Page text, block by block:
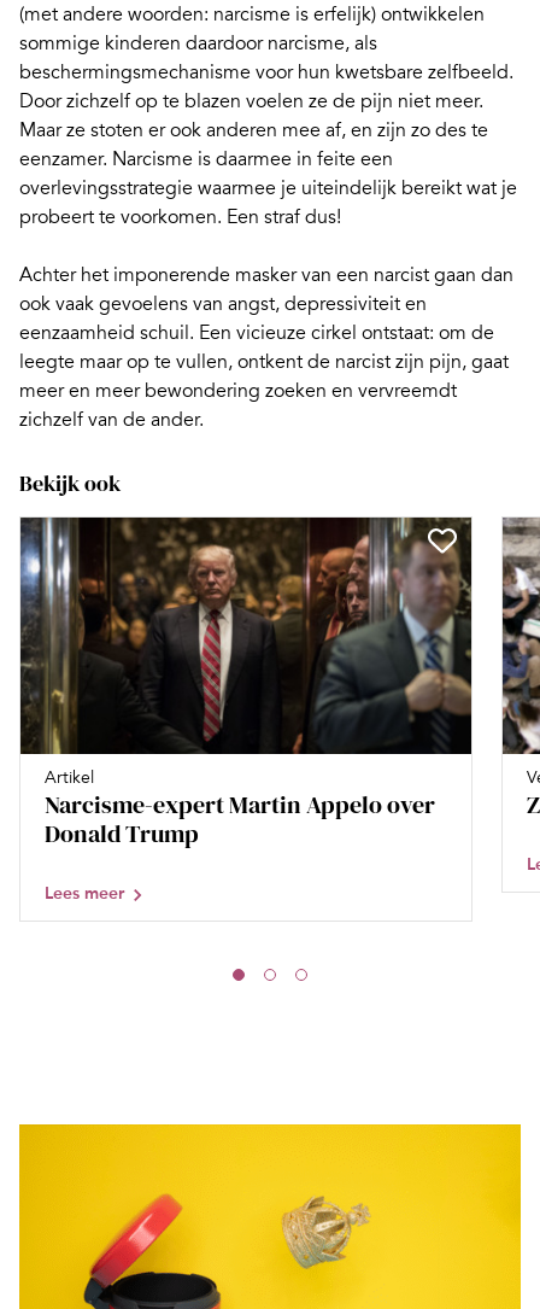
(met andere woorden: narcisme is erfelijk) ontwikkelen
sommige kinderen daardoor narcisme, als
beschermingsmechanisme voor hun kwetsbare zelfbeeld.
Door zichzelf op te blazen voelen ze de pijn niet meer.
Maar ze stoten er ook anderen mee af, en zijn zo des te
eenzamer. Narcisme is daarmee in feite een
overlevingsstrategie waarmee je uiteindelijk bereikt wat je
probeert te voorkomen. Een straf dus!
Achter het imponerende masker van een narcist gaan dan
ook vaak gevoelens van angst, depressiviteit en
eenzaamheid schuil. Een vicieuze cirkel ontstaat: om de
leegte maar op te vullen, ontkent de narcist zijn pijn, gaat
meer en meer bewondering zoeken en vervreemdt
zichzelf van de ander.
Bekijk ook
Artikel
Narcisme-expert Martin Appelo over
Donald Trump
Lees meer